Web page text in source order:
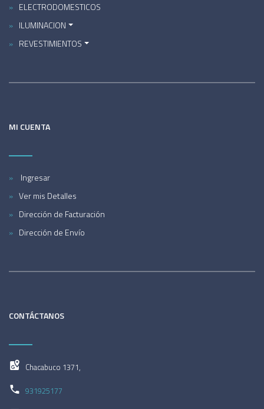
ELECTRODOMESTICOS
ILUMINACION
REVESTIMIENTOS
MI CUENTA
Ingresar
Ver mis Detalles
Dirección de Facturación
Dirección de Envío
CONTÁCTANOS
Chacabuco 1371,
931925177